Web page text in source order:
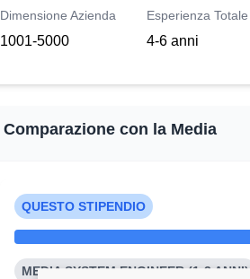
Dimensione Azienda
1001-5000
Esperienza Totale
4-6 anni
Comparazione con la Media
QUESTO STIPENDIO
MEDIA SYSTEM ENGINEER (1-3 ANNI)